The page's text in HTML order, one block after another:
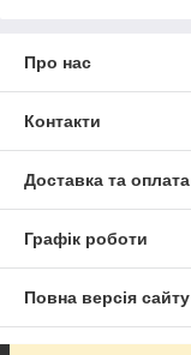
Про нас
Контакти
Доставка та оплата
Графік роботи
Повна версія сайту